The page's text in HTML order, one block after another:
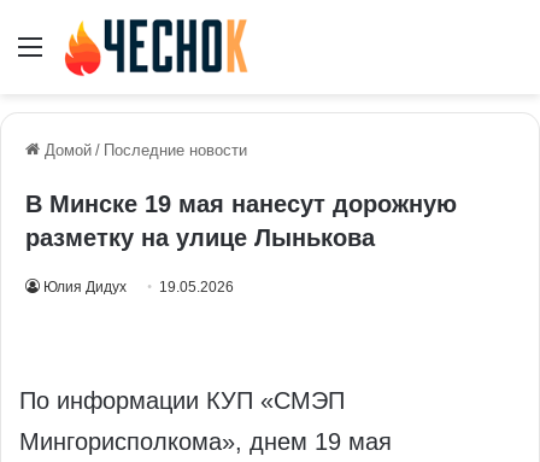
Меню
Домой / Последние новости
В Минске 19 мая нанесут дорожную
разметку на улице Лынькова
Юлия Дидух 19.05.2026
По информации КУП «СМЭП
Мингорисполкома», днем 19 мая